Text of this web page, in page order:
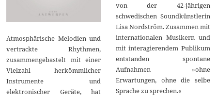
Atmosphärische Melodien und
vertrackte Rhythmen,
zusammengebastelt mit einer
Vielzahl herkömmlicher
Instrumente und
elektronischer Geräte, hat
von der 42-jährigen
schwedischen Soundkünstlerin
Lisa Nordström. Zusammen mit
internationalen Musikern und
mit interagierendem Publikum
entstanden spontane
Aufnahmen »ohne
Erwartungen, ohne die selbe
Sprache zu sprechen.«